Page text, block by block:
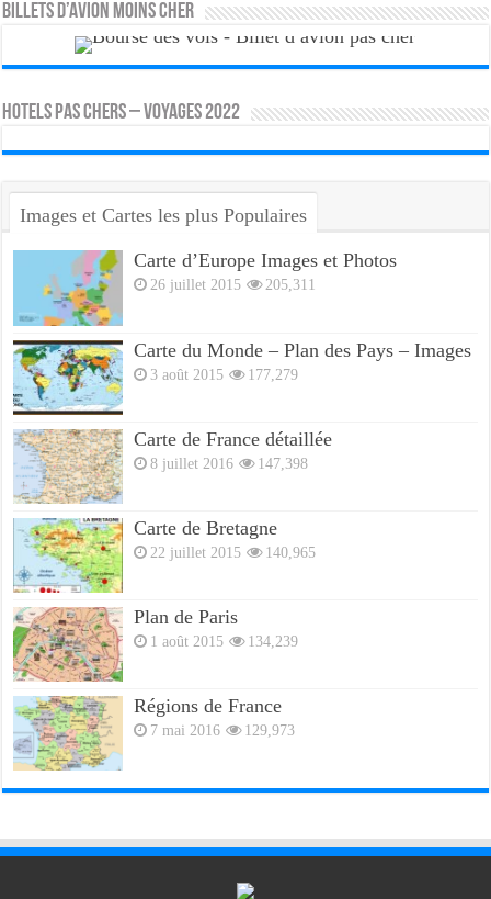
Billets d’avion moins cher
HOTELS PAS CHERS – VOYAGES 2022
Images et Cartes les plus Populaires
Carte d’Europe Images et Photos
26 juillet 2015 205,311
Carte du Monde – Plan des Pays – Images
3 août 2015 177,279
Carte de France détaillée
8 juillet 2016 147,398
Carte de Bretagne
22 juillet 2015 140,965
Plan de Paris
1 août 2015 134,239
Régions de France
7 mai 2016 129,973